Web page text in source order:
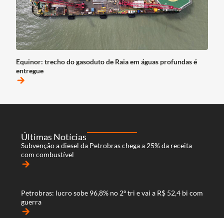
Equinor: trecho do gasoduto de Raia em águas profundas é
entregue
arrow_forward
Últimas Notícias
Subvenção a diesel da Petrobras chega a 25% da receita
com combustível
arrow_forward
Petrobras: lucro sobe 96,8% no 2º tri e vai a R$ 52,4 bi com
guerra
arrow_forward